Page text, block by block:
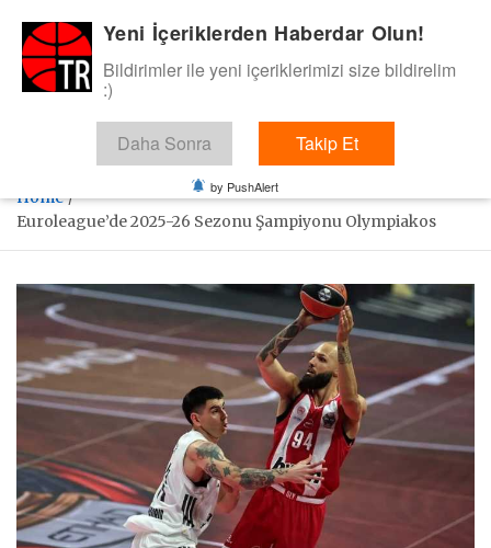
content
BasketTR
Sol dip çizgiden bir basket de bizden gelsin dedik.
Home
Euroleague’de 2025-26 Sezonu Şampiyonu Olympiakos
Yeni İçeriklerden Haberdar Olun!
Bildirimler ile yeni içeriklerimizi size bildirelim
:)
Daha Sonra Takip Et
by PushAlert